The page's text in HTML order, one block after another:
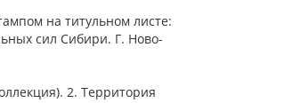
на титульном листе:
сил Сибири. Г. Ново-
2. Территория